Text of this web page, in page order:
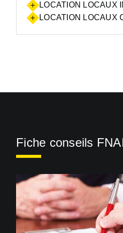
LOCATION LOCAUX
LOCATION LOCAUX
Fiche conseils